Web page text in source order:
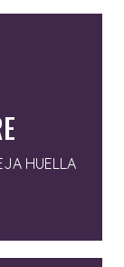
HUELLA